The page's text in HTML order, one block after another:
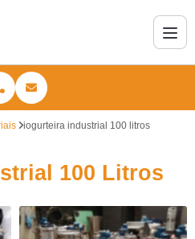
iogurteira industrial 100 litros
100 Litros